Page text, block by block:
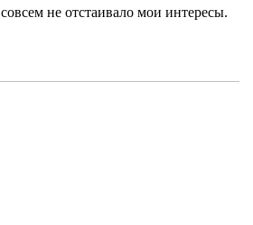
совсем не отстаивало мои интересы.